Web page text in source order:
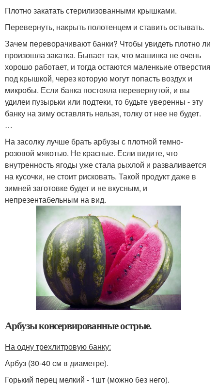
Плотно закатать стерилизованными крышками.
Перевернуть, накрыть полотенцем и ставить остывать.
Зачем переворачивают банки? Чтобы увидеть плотно ли
произошла закатка. Бывает так, что машинка не очень
хорошо работает, и тогда остаются маленкьие отверстия
под крышкой, через которую могут попасть воздух и
микробы. Если банка постояла перевернутой, и вы
удилеи пузырьки или подтеки, то будьте уверенны - эту
банку на зиму оставлять нельзя, толку от нее не будет.
…
На засолку лучше брать арбузы с плотной темно-
розовой мякотью. Не красные. Если видите, что
внутренность ягоды уже стала рыхлой и разваливается
на кусочки, не стоит рисковать. Такой продукт даже в
зимней заготовке будет и не вкусным, и
непрезентабельным на вид.
Арбузы консервированные острые.
На одну трехлитровую банку:
Арбуз (30-40 см в диаметре).
Горький перец мелкий - 1шт (можно без него).